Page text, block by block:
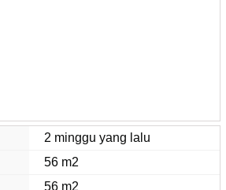
2 minggu yang lalu
56 m2
56 m2